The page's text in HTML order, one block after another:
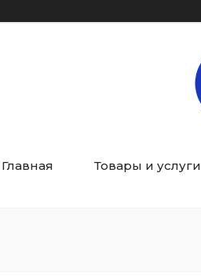
Главная Товары и услуги